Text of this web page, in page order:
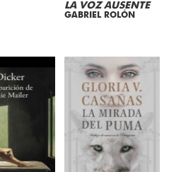
LA VOZ AUSENTE
GABRIEL ROLÓN